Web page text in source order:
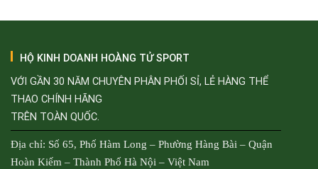
HỘ KINH DOANH HOÀNG TỬ SPORT
VỚI GẦN 30 NĂM CHUYÊN PHÂN PHỐI SỈ, LẺ HÀNG THỂ
THAO CHÍNH HÃNG
TRÊN TOÀN QUỐC.
Địa chỉ: Số 65, Phố Hàm Long – Phường Hàng Bài – Quận
Hoàn Kiếm – Thành Phố Hà Nội – Việt Nam